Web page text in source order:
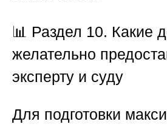
📊 Раздел 10. Какие
желательно
эксперту и суду
Для подготовки